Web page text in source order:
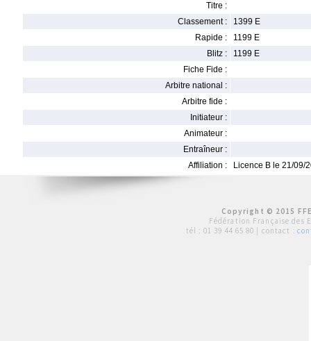
Titre :
Classement :
1399 E
Rapide :
1199 E
Blitz :
1199 E
Fiche Fide :
Arbitre national :
Arbitre fide :
Initiateur :
Animateur :
Entraîneur :
Affiliation :
Licence B le 21/09/
Copyright © 2015
Fédération Française des
tél : 01 39 44 65 80 | contact :